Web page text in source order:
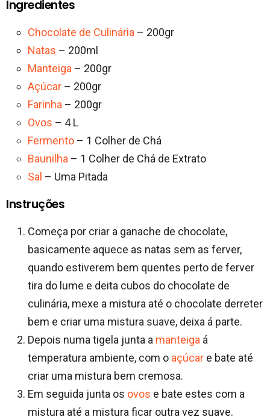
Ingredientes
Chocolate de Culinária – 200gr
Natas – 200ml
Manteiga – 200gr
Açúcar – 200gr
Farinha – 200gr
Ovos – 4 L
Fermento – 1 Colher de Chá
Baunilha – 1 Colher de Chá de Extrato
Sal – Uma Pitada
Instruções
Começa por criar a ganache de chocolate,
basicamente aquece as natas sem as ferver,
quando estiverem bem quentes perto de ferver
tira do lume e deita cubos do chocolate de
culinária, mexe a mistura até o chocolate derreter
bem e criar uma mistura suave, deixa á parte.
Depois numa tigela junta a manteiga á
temperatura ambiente, com o açúcar e bate até
criar uma mistura bem cremosa.
Em seguida junta os ovos e bate estes com a
mistura até a mistura ficar outra vez suave.